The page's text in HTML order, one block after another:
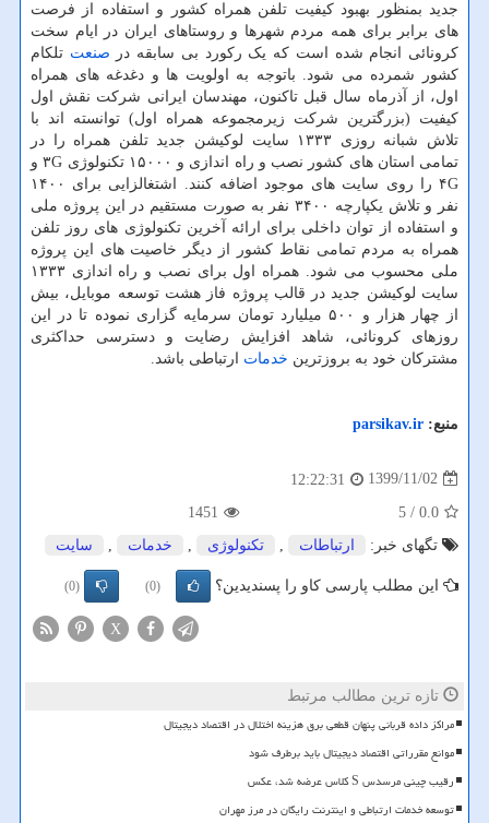
جدید بمنظور بهبود کیفیت تلفن همراه کشور و استفاده از فرصت
های برابر برای همه مردم شهرها و روستاهای ایران در ایام سخت
کرونائی انجام شده است که یک رکورد بی سابقه در صنعت تلکام
کشور شمرده می شود. باتوجه به اولویت ها و دغدغه های همراه
اول، از آذرماه سال قبل تاکنون، مهندسان ایرانی شرکت نقش اول
کیفیت (بزرگترین شرکت زیرمجموعه همراه اول) توانسته اند با
تلاش شبانه روزی ۱۳۳۳ سایت لوکیشن جدید تلفن همراه را در
تمامی استان های کشور نصب و راه اندازی و ۱۵۰۰۰ تکنولوژی ۳G و
۴G را روی سایت های موجود اضافه کنند. اشتغالزایی برای ۱۴۰۰
نفر و تلاش یکپارچه ۳۴۰۰ نفر به صورت مستقیم در این پروژه ملی
و استفاده از توان داخلی برای ارائه آخرین تکنولوژی های روز تلفن
همراه به مردم تمامی نقاط کشور از دیگر خاصیت های این پروژه
ملی محسوب می شود. همراه اول برای نصب و راه اندازی ۱۳۳۳
سایت لوکیشن جدید در قالب پروژه فاز هشت توسعه موبایل، بیش
از چهار هزار و ۵۰۰ میلیارد تومان سرمایه گزاری نموده تا در این
روزهای کرونائی، شاهد افزایش رضایت و دسترسی حداکثری
مشترکان خود به بروزترین خدمات ارتباطی باشد.
منبع: parsikav.ir
1399/11/02
12:22:31
0.0
/ 5
1451
تگهای خبر:
ارتباطات , تكنولوژی , خدمات , سایت
این مطلب پارسی کاو را پسندیدین؟ (0)
(0)
X
تازه ترین مطالب مرتبط
مراکز داده قربانی پنهان قطعی برق هزینه اختلال در اقتصاد دیجیتال
موانع مقرراتی اقتصاد دیجیتال باید برطرف شود
رقیب چینی مرسدس S کلاس عرضه شد، عکس
توسعه خدمات ارتباطی و اینترنت رایگان در مرز مهران